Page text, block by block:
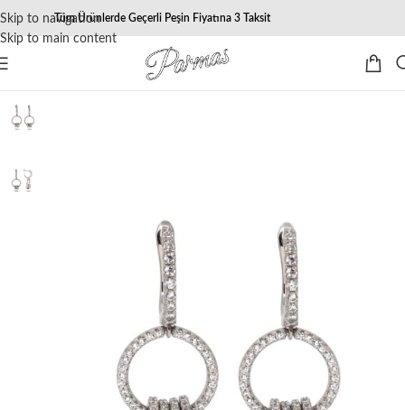
Skip to navigation
Skip to main content
Tüm Ürünlerde Geçerli Peşin Fiyatına 3 Taksit